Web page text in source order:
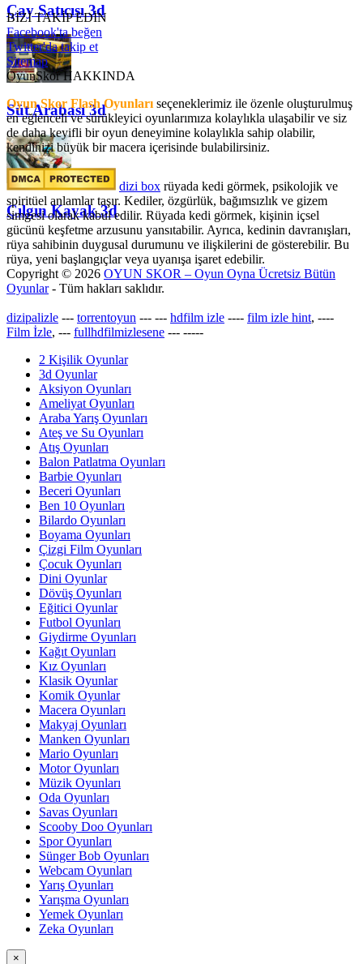
Çay Satıcısı 3d
Süt Arabası 3d
Çılgın Kayak 3d
BİZİ TAKİP EDİN
Facebook'ta beğen
Twitter'da takip et
Sitemap
OyunSkor HAKKINDA
Oyun Skor Flash Oyunları seçeneklerimiz ile özenle oluşturulmuş
en eğlenceli ve sürükleyici oyunlarımıza kolaylıkla ulaşabilir ve siz
de daha keyifli bir oyun deneyimine kolaylıkla sahip olabilir,
kendinizi büyük bir macera içerisinde bulabilirsiniz.
dizi box rüyada kedi görmek​, psikolojik ve
spiritüel anlamlar taşır. Kediler, özgürlük, bağımsızlık ve gizem
simgesi olarak kabul edilir. Rüyada kedi görmek, kişinin içsel
gücünü keşfetme arzusunu yansıtabilir. Ayrıca, kedinin davranışları,
rüya sahibinin duygusal durumunu ve ilişkilerini de gösterebilir. Bu
rüya, yeni başlangıçlar veya uyanışa işaret edebilir.
Copyright © 2026 OYUN SKOR – Oyun Oyna Ücretsiz Bütün
Oyunlar- Tüm hakları saklıdır.
dizipalizle --- torrentoyun --- --- hdfilm izle ---- film izle hint, ----
Film İzle, --- fullhdfilmizlesene --- -----
2 Kişilik Oyunlar
3d Oyunlar
Aksiyon Oyunları
Ameliyat Oyunları
Araba Yarış Oyunları
Ateş ve Su Oyunları
Atış Oyunları
Balon Patlatma Oyunları
Barbie Oyunları
Beceri Oyunları
Ben 10 Oyunları
Bilardo Oyunları
Boyama Oyunları
Çizgi Film Oyunları
Çocuk Oyunları
Dini Oyunlar
Dövüş Oyunları
Eğitici Oyunlar
Futbol Oyunları
Giydirme Oyunları
Kağıt Oyunları
Kız Oyunları
Klasik Oyunlar
Komik Oyunlar
Macera Oyunları
Makyaj Oyunları
Manken Oyunları
Mario Oyunları
Motor Oyunları
Müzik Oyunları
Oda Oyunları
Savas Oyunları
Scooby Doo Oyunları
Spor Oyunları
Sünger Bob Oyunları
Webcam Oyunları
Yarış Oyunları
Yarışma Oyunları
Yemek Oyunları
Zeka Oyunları
×